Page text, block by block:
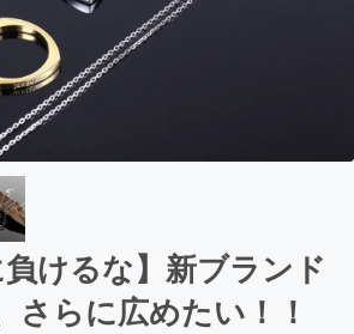
負けるな】新ブランド
さらに広めたい！！